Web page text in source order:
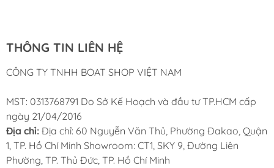
THÔNG TIN LIÊN HỆ
CÔNG TY TNHH BOAT SHOP VIỆT NAM
MST: 0313768791 Do Sở Kế Hoạch và đầu tư TP.HCM cấp
ngày 21/04/2016
Địa chỉ: Địa chỉ: 60 Nguyễn Văn Thủ, Phường Đakao, Quận
1, TP. Hồ Chí Minh Showroom: CT1, SKY 9, Đường Liên
Phường, TP. Thủ Đức, TP. Hồ Chí Minh